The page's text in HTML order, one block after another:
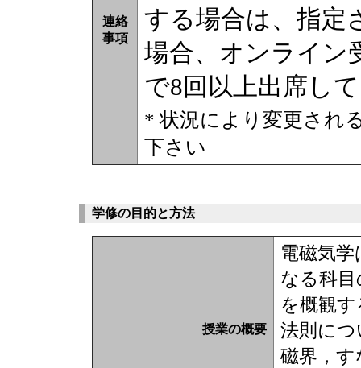
連絡
事項
する場合は、指定
場合、オンライン
で8回以上出席し
* 状況により変更され
下さい
学修の目的と方法
授業の概要
電磁気
なる科
を概観
法則に
磁界，